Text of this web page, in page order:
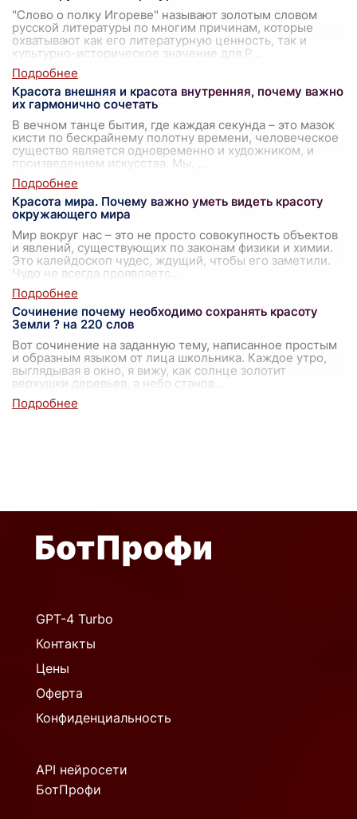
"Слово о полку Игореве" называют золотым словом
русской литературы по многим причинам, которые
охватывают как его литературную ценность, так и
культурно-историческое значение для Р
Красота внешняя и красота внутренняя, почему важно
их гармонично сочетать
В вечном танце бытия, где каждая секунда – это мазок
кисти по бескрайнему полотну времени, человеческое
существо является одновременно и художником, и
произведением искусства. Мы,
Красота мира. Почему важно уметь видеть красоту
окружающего мира
Мир вокруг нас – это не просто совокупность объектов
и явлений, существующих по законам физики и химии.
Это калейдоскоп чудес, ждущий, чтобы его заметили.
Чудо не всегда проявляетс
Сочинение почему необходимо сохранять красоту
Земли ? на 220 слов
Вот сочинение на заданную тему, написанное простым
и образным языком от лица школьника. Каждое утро,
выглядывая в окно, я вижу, как солнце золотит
верхушки деревьев, а небо станов
GPT-4 Turbo
Контакты
Цены
Оферта
Конфиденциальность
API нейросети
БотПрофи